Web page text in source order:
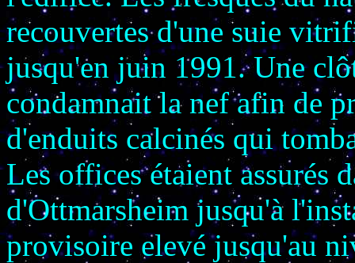
recouvertes d'une suie
jusqu'en juin 1991. Une
condamnait la nef afin de
d'enduits calcinés qui
Les offices étaient assurés
d'Ottmarsheim jusqu'à
provisoire elevé jusqu'au